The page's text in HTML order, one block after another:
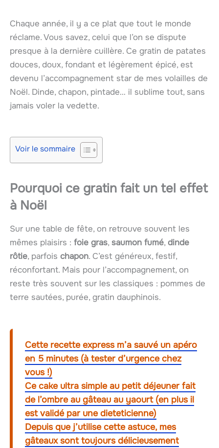
Chaque année, il y a ce plat que tout le monde
réclame. Vous savez, celui que l’on se dispute
presque à la dernière cuillère. Ce gratin de patates
douces, doux, fondant et légèrement épicé, est
devenu l’accompagnement star de mes volailles de
Noël. Dinde, chapon, pintade… il sublime tout, sans
jamais voler la vedette.
Voir le sommaire
Pourquoi ce gratin fait un tel effet
à Noël
Sur une table de fête, on retrouve souvent les
mêmes plaisirs : foie gras,saumon fumé, dinde
rôtie, parfois chapon. C’est généreux, festif,
réconfortant. Mais pour l’accompagnement, on
reste très souvent sur les classiques : pommes de
terre sautées, purée, gratin dauphinois.
Cette recette express m’a sauvé un apéro
en 5 minutes (à tester d’urgence chez
vous !)
Ce cake ultra simple au petit déjeuner fait
de l’ombre au gâteau au yaourt (en plus il
est validé par une dieteticienne)
Depuis que j’utilise cette astuce, mes
gâteaux sont toujours délicieusement